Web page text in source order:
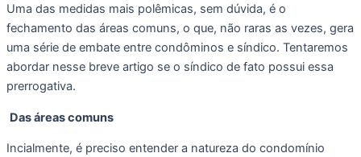
Uma das medidas mais polêmicas, sem dúvida, é o
fechamento das áreas comuns, o que, não raras as vezes, gera
uma série de embate entre condôminos e síndico. Tentaremos
abordar nesse breve artigo se o síndico de fato possui essa
prerrogativa.
Das áreas comuns
Incialmente, é preciso entender a natureza do condomínio